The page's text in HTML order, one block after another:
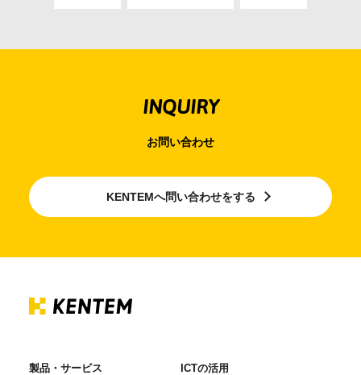
マイページ
INQUIRY
お問い合わせ
KENTEMへ問い合わせをする
製品・サービス ICTの活用